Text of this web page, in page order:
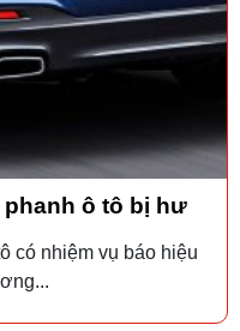
ô tô bị hư
có nhiệm vụ báo hiệu